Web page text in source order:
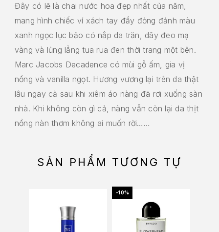
Đây có lẽ là chai nước hoa đẹp nhất của năm,
mang hình chiếc ví xách tay đầy đỏng đảnh màu
xanh ngọc lục bảo có nắp da trăn, dây đeo mạ
vàng và lủng lẳng tua rua đen thời trang một bên.
Marc Jacobs Decadence có mùi gỗ ấm, gia vị
nồng và vanilla ngọt. Hương vương lại trên da thật
lâu ngay cả sau khi xiêm áo nàng đã rơi xuống sàn
nhà. Khi không còn gì cả, nàng vẫn còn lại da thịt
nồng nàn thơm không ai muốn rời……
SẢN PHẨM TƯƠNG TỰ
-10%